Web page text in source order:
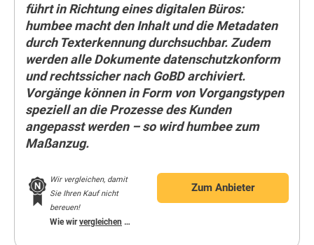
führt in Richtung eines digitalen Büros:
humbee macht den Inhalt und die Metadaten
durch Texterkennung durchsuchbar. Zudem
werden alle Dokumente datenschutzkonform
und rechtssicher nach GoBD archiviert.
Vorgänge können in Form von Vorgangstypen
speziell an die Prozesse des Kunden
angepasst werden – so wird humbee zum
Maßanzug.
Wir vergleichen, damit
Sie Ihren Kauf nicht
bereuen!
Wie wirvergleichen …
Zum Anbieter